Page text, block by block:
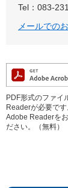
Tel：083-
メールでの
PDF形式のファイ
Readerが必要です
Adobe Readerを
ださい。（無料）